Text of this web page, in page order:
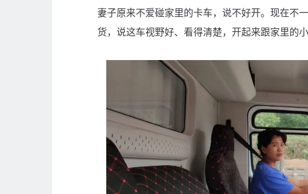
妻子原来不爱碰家里的卡车，说不好开。现在不
货，说这车视野好、看得清楚，开起来跟家里的